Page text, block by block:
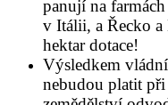
panují na
v Itálii, a Řecko
hektar dotace!
Výsledkem
nebudou platit při